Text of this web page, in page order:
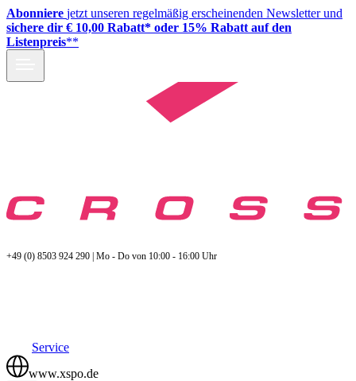
Abonniere jetzt unseren regelmäßig erscheinenden Newsletter und
sichere dir € 10,00 Rabatt* oder 15% Rabatt auf den
Listenpreis**
+49 (0) 8503 924 290 | Mo - Do von 10:00 - 16:00 Uhr
Service
www.xspo.de